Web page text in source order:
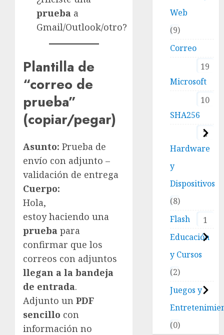
prueba a
Gmail/Outlook/otro?
Plantilla de
“correo de
prueba”
(copiar/pegar)
Asunto: Prueba de
envío con adjunto –
validación de entrega
Cuerpo:
Hola,
estoy haciendo una
prueba para
confirmar que los
correos con adjuntos
llegan a la bandeja
de entrada.
Adjunto un PDF
sencillo con
información no
Web
9
Correo
19
Microsoft
10
SHA256
2
Hardware
y
Dispositivos
8
Flash
1
Educación
y Cursos
2
Juegos y
0